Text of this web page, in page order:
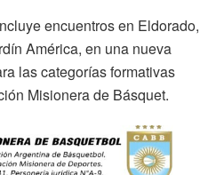
encuentros en Eldorado,
América, en una nueva
las categorías formativas
Misionera de Básquet.